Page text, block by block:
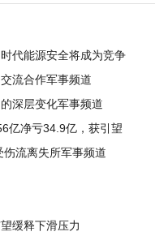
代能源安全将成为竞争
流合作军事频道
深层变化军事频道
亿净亏34.9亿，获引望
流离失所军事频道
缓释下滑压力